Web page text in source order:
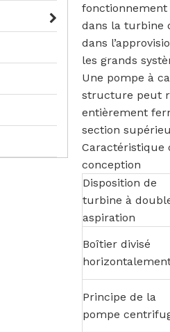
dans la turbine
dans
les grands
Une pompe à
structure peut
entièrement
section
Caractéristique
conception
Disposition de
turbine à
aspiration
Boîtier divisé
Principe de la
pompe